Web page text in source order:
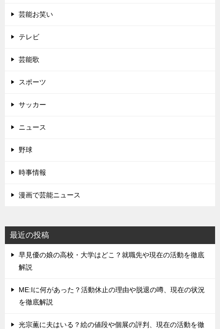
芸能お笑い
テレビ
芸能歌
スポーツ
サッカー
ニュース
野球
時事情報
漫画で芸能ニュース
最近の投稿
早見優の娘の高校・大学はどこ？就職先や現在の活動を徹底
解説
ME:Iに何があった？活動休止の理由や脱退の噂、現在の状況
を徹底解説
光宗薫に夫はいる？絵の値段や個展の評判、現在の活動を徹